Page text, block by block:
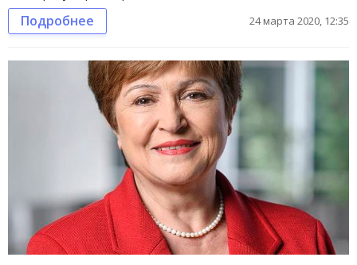
Подробнее 24 марта 2020, 12:35